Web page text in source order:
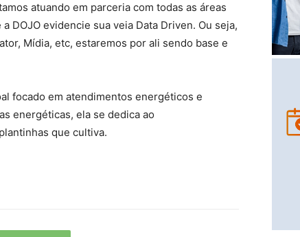
atuando em parceria com todas as áreas
DOJO evidencie sua veia Data Driven. Ou seja,
Mídia, etc, estaremos por ali sendo base e
focado em atendimentos energéticos e
energéticas, ela se dedica ao
que cultiva.